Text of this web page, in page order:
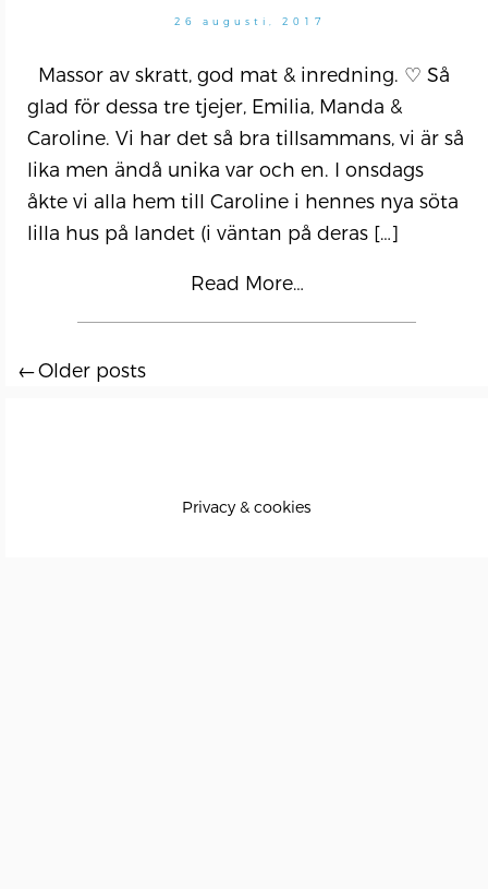
26 augusti, 2017
Massor av skratt, god mat & inredning. ♡ Så
glad för dessa tre tjejer, Emilia, Manda &
Caroline. Vi har det så bra tillsammans, vi är så
lika men ändå unika var och en. I onsdags
åkte vi alla hem till Caroline i hennes nya söta
lilla hus på landet (i väntan på deras […]
Read More…
Posts
Older posts
Privacy & cookies